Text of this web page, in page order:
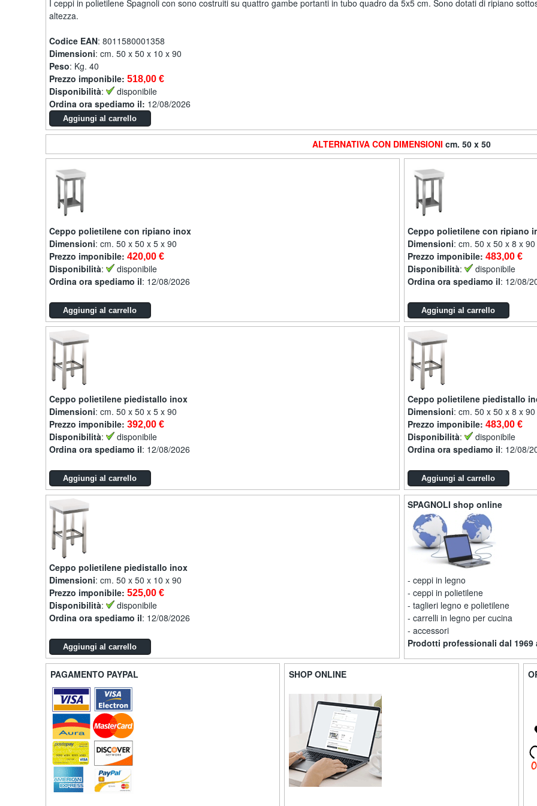
I ceppi in polietilene Spagnoli con sono costruiti su quattro gambe portanti in tubo quadro da 5x5 cm. Sono dotati di ripiano
altezza.
Codice EAN: 8011580001358
Dimensioni: cm. 50 x 50 x 10 x 90
Peso: Kg. 40
Prezzo imponibile: 518,00 €
Disponibilità:
disponibile
Ordina ora spediamo il: 12/08/2026
ALTERNATIVA CON DIMENSIONI cm. 50 x 50
Ceppo polietilene con ripiano inox
Dimensioni: cm. 50 x 50 x 5 x 90
Prezzo imponibile: 420,00 €
Disponibilità:
disponibile
Ordina ora spediamo il: 12/08/2026
Ceppo polietilene con ripiano
Dimensioni: cm. 50 x 50 x 8 x 90
Prezzo imponibile: 483,00 €
Disponibilità:
disponibile
Ordina ora spediamo il: 12/08/
Ceppo polietilene piedistallo inox
Dimensioni: cm. 50 x 50 x 5 x 90
Prezzo imponibile: 392,00 €
Disponibilità:
disponibile
Ordina ora spediamo il: 12/08/2026
Ceppo polietilene piedistallo
Dimensioni: cm. 50 x 50 x 8 x 90
Prezzo imponibile: 483,00 €
Disponibilità:
disponibile
Ordina ora spediamo il: 12/08/
Ceppo polietilene piedistallo inox
Dimensioni: cm. 50 x 50 x 10 x 90
Prezzo imponibile: 525,00 €
Disponibilità:
disponibile
Ordina ora spediamo il: 12/08/2026
SPAGNOLI shop online
- ceppi in legno
- ceppi in polietilene
- taglieri legno e polietilene
- carrelli in legno per cucina
- accessori
Prodotti professionali dal 1969
PAGAMENTO PAYPAL SHOP ONLINE